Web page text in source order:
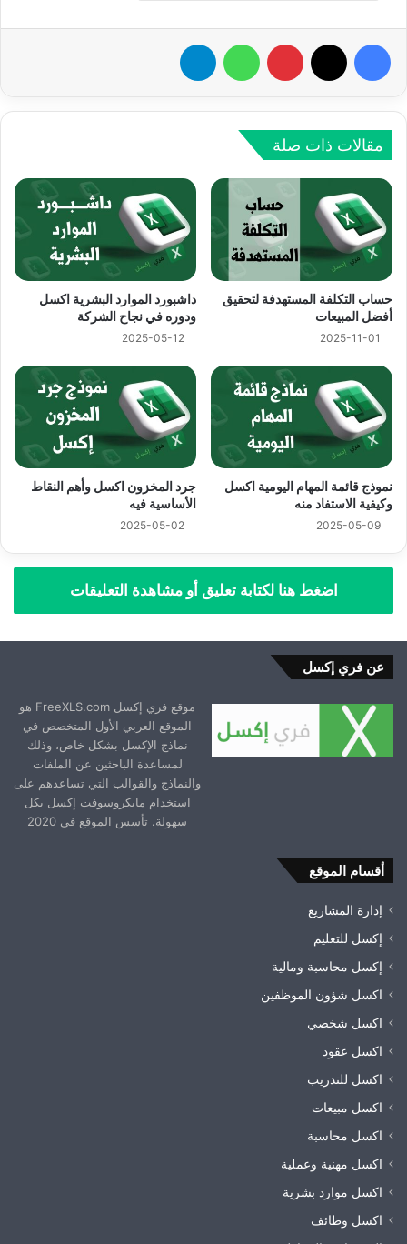
فيسبوك بينتيريست واتساب
مقالات ذات صلة
حساب التكلفة المستهدفة لتحقيق
أفضل المبيعات
2025-11-01
داشبورد الموارد البشرية اكسل
ودوره في نجاح الشركة
2025-05-12
نموذج قائمة المهام اليومية اكسل
وكيفية الاستفاد منه
2025-05-09
جرد المخزون اكسل وأهم النقاط
الأساسية فيه
2025-05-02
اضغط هنا لكتابة تعليق أو مشاهدة التعليقات
عن فري إكسل
موقع فري إكسل FreeXLS.com هو
الموقع العربي الأول المتخصص في
نماذج الإكسل بشكل خاص، وذلك
لمساعدة الباحثين عن الملفات
والنماذج والقوالب التي تساعدهم على
استخدام مايكروسوفت إكسل بكل
سهولة. تأسس الموقع في 2020
أقسام الموقع
إدارة المشاريع
إكسل للتعليم
إكسل محاسبة ومالية
اكسل شؤون الموظفين
اكسل شخصي
اكسل عقود
اكسل للتدريب
اكسل مبيعات
اكسل محاسبة
اكسل مهنية وعملية
اكسل موارد بشرية
اكسل وظائف